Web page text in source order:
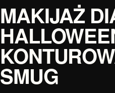
MAKIJAŻ
SMUG